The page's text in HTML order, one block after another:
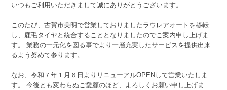
いつもご利用いただきまして誠にありがとうございます。
このたび、古賀市美明で営業しておりましたラウレアオートを移転
し、鹿毛タイヤと統合することとなりましたのでご案内申し上げま
す。 業務の一元化を図る事でより一層充実したサービスを提供出来
るよう努めて参ります。
なお、令和７年１月６日よりリニューアルOPENして営業いたしま
す。 今後とも変わらぬご愛顧のほど、よろしくお願い申し上げま